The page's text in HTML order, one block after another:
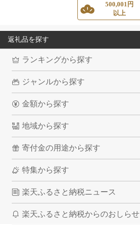
500,001円
以上
返礼品を探す
ランキングから探す
ジャンルから探す
金額から探す
地域から探す
寄付金の用途から探す
特集から探す
楽天ふるさと納税ニュース
楽天ふるさと納税からのおしらせ